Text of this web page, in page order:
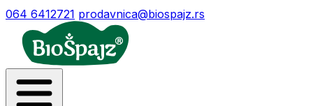
064 6412721 prodavnica@biospajz.rs